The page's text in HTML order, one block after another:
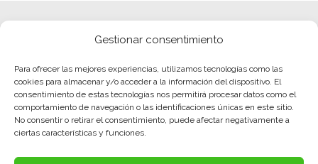
Gestionar consentimiento
Para ofrecer las mejores experiencias, utilizamos tecnologías como las
cookies para almacenar y/o acceder a la información del dispositivo. El
consentimiento de estas tecnologías nos permitirá procesar datos como el
comportamiento de navegación o las identificaciones únicas en este sitio.
No consentir o retirar el consentimiento, puede afectar negativamente a
ciertas características y funciones.